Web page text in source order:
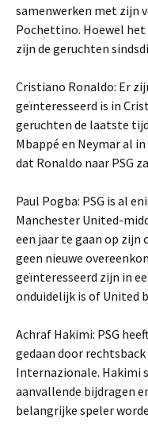
samenwerken met zijn
Pochettino. Hoewel
zijn de geruchten
Cristiano Ronaldo: Er
geïnteresseerd is in
geruchten de laatste
Mbappé en Neymar al
dat Ronaldo naar PSG
Paul Pogba: PSG is al
Manchester United-
een jaar te gaan op zijn
geen nieuwe
geïnteresseerd zijn in
onduidelijk is of United
Achraf Hakimi: PSG
gedaan door
Internazionale. Hakimi
aanvallende bijdragen
belangrijke speler